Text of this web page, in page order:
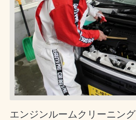
エンジンルームクリーニング